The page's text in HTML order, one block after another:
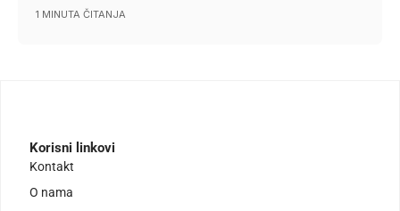
1 MINUTA ČITANJA
Korisni linkovi
Kontakt
O nama